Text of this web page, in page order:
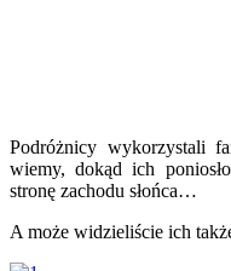
Podróżnicy wykorzystali
wiemy, dokąd ich
stronę zachodu słońca…
A może widzieliście ich